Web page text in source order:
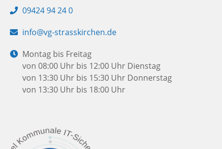
Telefon:
09424 94 24 0
E- info@vg-strasskirchen.de
Öffnungszeiten:
Montag bis Freitag
von 08:00 Uhr bis 12:00 Uhr Dienstag
von 13:30 Uhr bis 15:30 Uhr Donnerstag
von 13:30 Uhr bis 18:00 Uhr